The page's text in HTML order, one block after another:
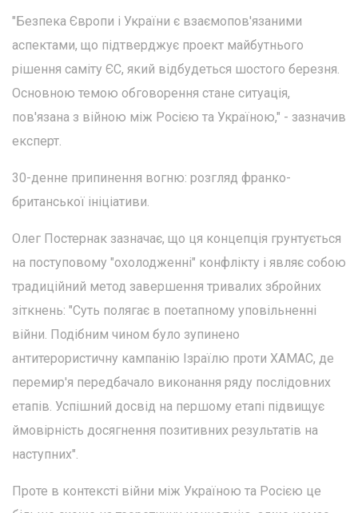
"Безпека Європи і України є взаємопов'язаними
аспектами, що підтверджує проект майбутнього
рішення саміту ЄС, який відбудеться шостого березня.
Основною темою обговорення стане ситуація,
пов'язана з війною між Росією та Україною," - зазначив
експерт.
30-денне припинення вогню: розгляд франко-
британської ініціативи.
Олег Постернак зазначає, що ця концепція грунтується
на поступовому "охолодженні" конфлікту і являє собою
традиційний метод завершення тривалих збройних
зіткнень: "Суть полягає в поетапному уповільненні
війни. Подібним чином було зупинено
антитерористичну кампанію Ізраїлю проти ХАМАС, де
перемир'я передбачало виконання ряду послідовних
етапів. Успішний досвід на першому етапі підвищує
ймовірність досягнення позитивних результатів на
наступних".
Проте в контексті війни між Україною та Росією це